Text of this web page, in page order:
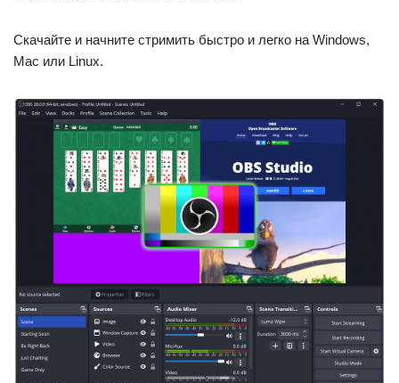
Скачайте и начните стримить быстро и легко на Windows,
Mac или Linux.